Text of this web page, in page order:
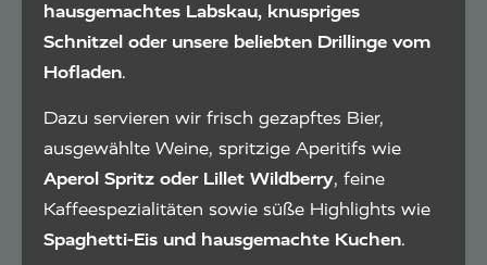
hausgemachtes Labskau, knuspriges
Schnitzel oder unsere beliebten Drillinge vom
Hofladen.
Dazu servieren wir frisch gezapftes Bier,
ausgewählte Weine, spritzige Aperitifs wie
Aperol Spritz oder Lillet Wildberry, feine
Kaffeespezialitäten sowie süße Highlights wie
Spaghetti-Eis und hausgemachte Kuchen.